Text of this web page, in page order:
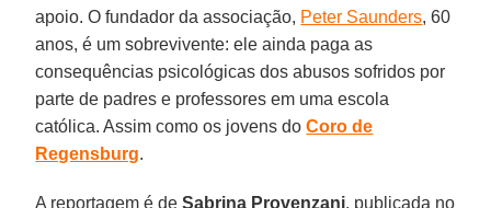
apoio. O fundador da associação, Peter Saunders, 60
anos, é um sobrevivente: ele ainda paga as
consequências psicológicas dos abusos sofridos por
parte de padres e professores em uma escola
católica. Assim como os jovens doCoro de
Regensburg.
A reportagem é deSabrina Provenzani, publicada no